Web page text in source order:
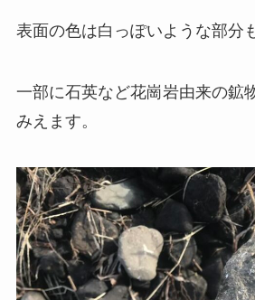
表面の色は白っぽいような部分
一部に石英など花崗岩由来の鉱
みえます。